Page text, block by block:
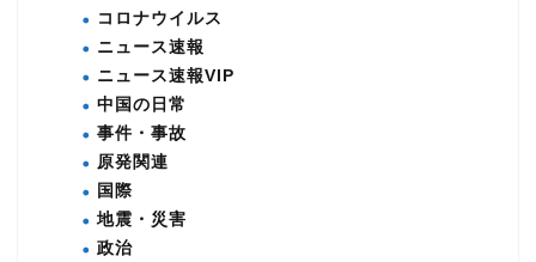
コロナウイルス
ニュース速報
ニュース速報VIP
中国の日常
事件・事故
原発関連
国際
地震・災害
政治